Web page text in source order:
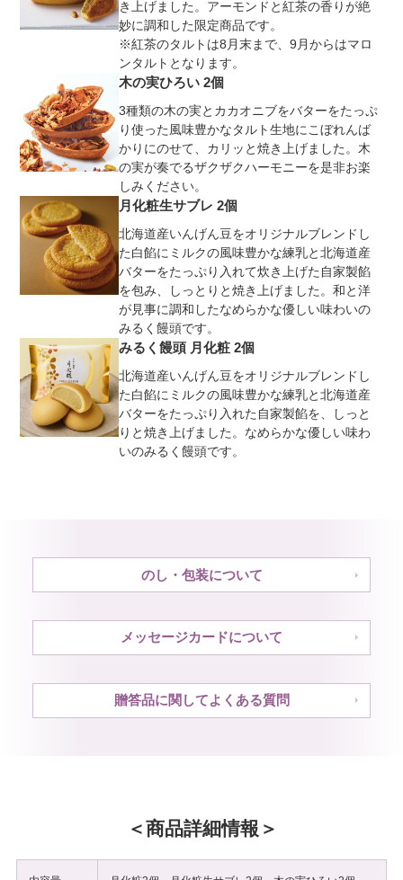
き上げました。アーモンドと紅茶の香りが絶
妙に調和した限定商品です。
※紅茶のタルトは8月末まで、9月からはマロ
ンタルトとなります。
木の実ひろい 2個
3種類の木の実とカカオニブをバターをたっぷ
り使った風味豊かなタルト生地にこぼれんば
かりにのせて、カリッと焼き上げました。木
の実が奏でるザクザクハーモニーを是非お楽
しみください。
月化粧生サブレ 2個
北海道産いんげん豆をオリジナルブレンドし
た白餡にミルクの風味豊かな練乳と北海道産
バターをたっぷり入れて炊き上げた自家製餡
を包み、しっとりと焼き上げました。和と洋
が見事に調和したなめらかな優しい味わいの
みるく饅頭です。
みるく饅頭 月化粧 2個
北海道産いんげん豆をオリジナルブレンドし
た白餡にミルクの風味豊かな練乳と北海道産
バターをたっぷり入れた自家製餡を、しっと
りと焼き上げました。なめらかな優しい味わ
いのみるく饅頭です。
のし・包装について
メッセージカードについて
贈答品に関してよくある質問
商品詳細情報